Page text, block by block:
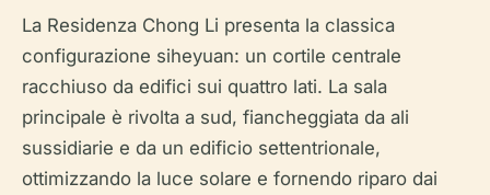
La Residenza Chong Li presenta la classica
configurazione siheyuan: un cortile centrale
racchiuso da edifici sui quattro lati. La sala
principale è rivolta a sud, fiancheggiata da ali
sussidiarie e da un edificio settentrionale,
ottimizzando la luce solare e fornendo riparo dai